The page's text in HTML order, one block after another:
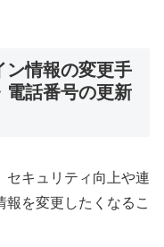
ン情報の変更手
電話番号の更新
セキュリティ向上や連
を変更したくなるこ